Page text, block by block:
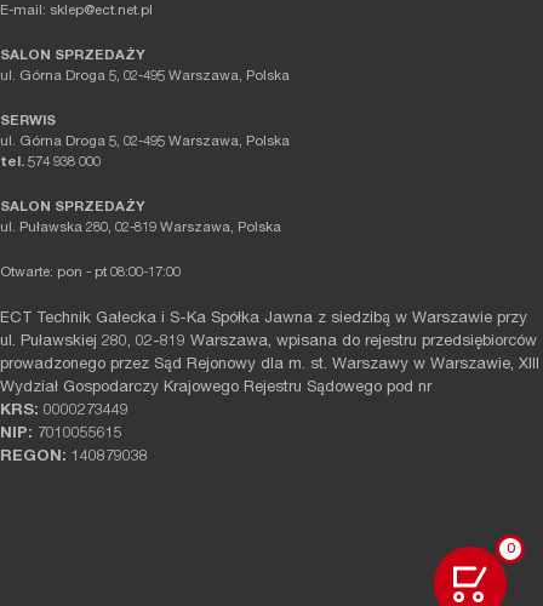
0
E-mail: sklep@ect.net.pl
SALON SPRZEDAŻY
ul. Górna Droga 5, 02-495 Warszawa, Polska
SERWIS
ul. Górna Droga 5, 02-495 Warszawa, Polska
tel. 574 938 000
SALON SPRZEDAŻY
ul. Puławska 280, 02-819 Warszawa, Polska
Otwarte: pon - pt 08:00-17:00
ECT Technik Gałecka i S-Ka Spółka Jawna z siedzibą w Warszawie przy
ul. Puławskiej 280, 02-819 Warszawa, wpisana do rejestru przedsiębiorców
prowadzonego przez Sąd Rejonowy dla m. st. Warszawy w Warszawie, XIII
Wydział Gospodarczy Krajowego Rejestru Sądowego pod nr
KRS: 0000273449
NIP: 7010055615
REGON: 140879038